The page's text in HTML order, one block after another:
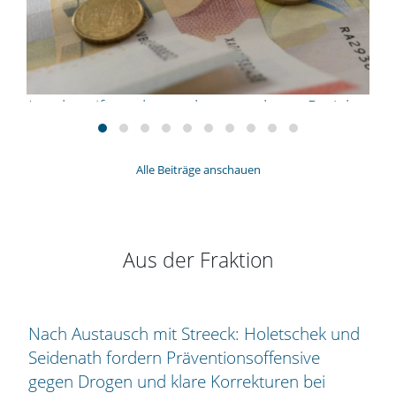
Landesstiftung bezuschusst mehrere Projekte
Landtagsabgeordneter Jürgen Baumgärtner teilt mit, dass
Alle Beiträge anschauen
Aus der Fraktion
Nach Austausch mit Streeck: Holetschek und
Seidenath fordern Präventionsoffensive
gegen Drogen und klare Korrekturen bei